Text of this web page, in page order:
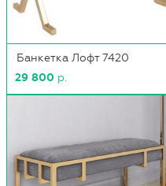
Банкетка Лофт 7420
29 800 р.